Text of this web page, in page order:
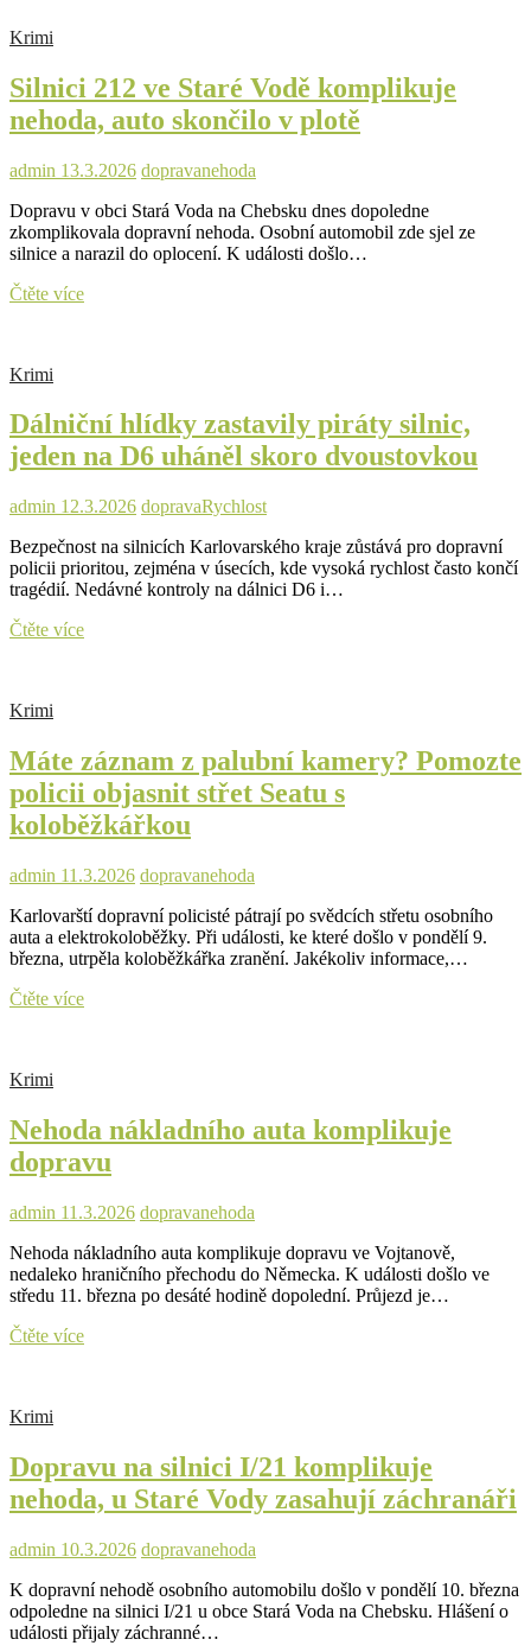
provoz
ve
Velké
Krimi
Silnici 212 ve Staré Vodě komplikuje
nehoda, auto skončilo v plotě
admin 13.3.2026 dopravanehoda
Dopravu v obci Stará Voda na Chebsku dnes dopoledne
zkomplikovala dopravní nehoda. Osobní automobil zde sjel ze
silnice a narazil do oplocení. K události došlo…
Čtěte víceSilnici
nehoda,
auto
skončilo
plotě
Krimi
Dálniční hlídky zastavily piráty silnic,
jeden na D6 uháněl skoro dvoustovkou
admin 12.3.2026 dopravaRychlost
Bezpečnost na silnicích Karlovarského kraje zůstává pro dopravní
policii prioritou, zejména v úsecích, kde vysoká rychlost často končí
tragédií. Nedávné kontroly na dálnici D6 i…
Čtěte víceDálniční
na
D6
uháněl
skoro
dvoustovkou
Krimi
Máte záznam z palubní kamery? Pomozte
policii objasnit střet Seatu s
koloběžkářkou
admin 11.3.2026 dopravanehoda
Karlovarští dopravní policisté pátrají po svědcích střetu osobního
auta a elektrokoloběžky. Při události, ke které došlo v pondělí 9.
března, utrpěla koloběžkářka zranění. Jakékoliv informace,…
Čtěte víceMáte
policii
objasnit
střet
s
Krimi
Nehoda nákladního auta komplikuje
dopravu
admin 11.3.2026 dopravanehoda
Nehoda nákladního auta komplikuje dopravu ve Vojtanově,
nedaleko hraničního přechodu do Německa. K události došlo ve
středu 11. března po desáté hodině dopolední. Průjezd je…
Čtěte víceNehoda
Krimi
Dopravu na silnici I/21 komplikuje
nehoda, u Staré Vody zasahují záchranáři
admin 10.3.2026 dopravanehoda
K dopravní nehodě osobního automobilu došlo v pondělí 10. března
odpoledne na silnici I/21 u obce Stará Voda na Chebsku. Hlášení o
události přijaly záchranné…